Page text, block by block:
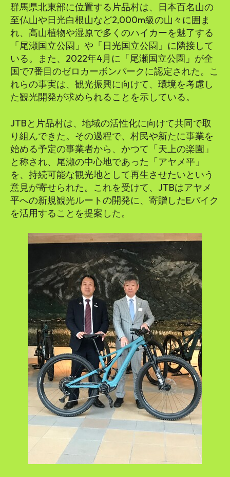
群馬県北東部に位置する片品村は、日本百名山の
至仏山や日光白根山など2,000m級の山々に囲ま
れ、高山植物や湿原で多くのハイカーを魅了する
「尾瀬国立公園」や「日光国立公園」に隣接して
いる。また、2022年4月に「尾瀬国立公園」が全
国で7番目のゼロカーボンパークに認定された。こ
れらの事実は、観光振興に向けて、環境を考慮し
た観光開発が求められることを示している。
JTBと片品村は、地域の活性化に向けて共同で取
り組んできた。その過程で、村民や新たに事業を
始める予定の事業者から、かつて「天上の楽園」
と称され、尾瀬の中心地であった「アヤメ平」
を、持続可能な観光地として再生させたいという
意見が寄せられた。これを受けて、JTBはアヤメ
平への新規観光ルートの開発に、寄贈したEバイク
を活用することを提案した。